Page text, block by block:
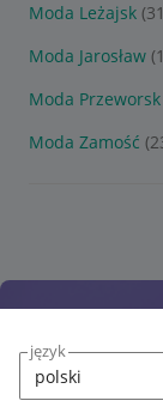
język
Moda Leżajsk
Moda Jarosław
Moda Przeworsk
Moda Zamość